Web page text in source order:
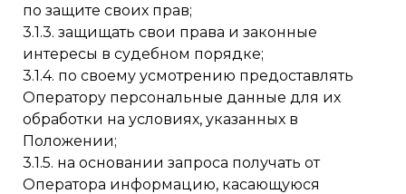
по защите своих прав;
3.1.3. защищать свои права и законные
интересы в судебном порядке;
3.1.4. по своему усмотрению предоставлять
Оператору персональные данные для их
обработки на условиях, указанных в
Положении;
3.1.5. на основании запроса получать от
Оператора информацию, касающуюся